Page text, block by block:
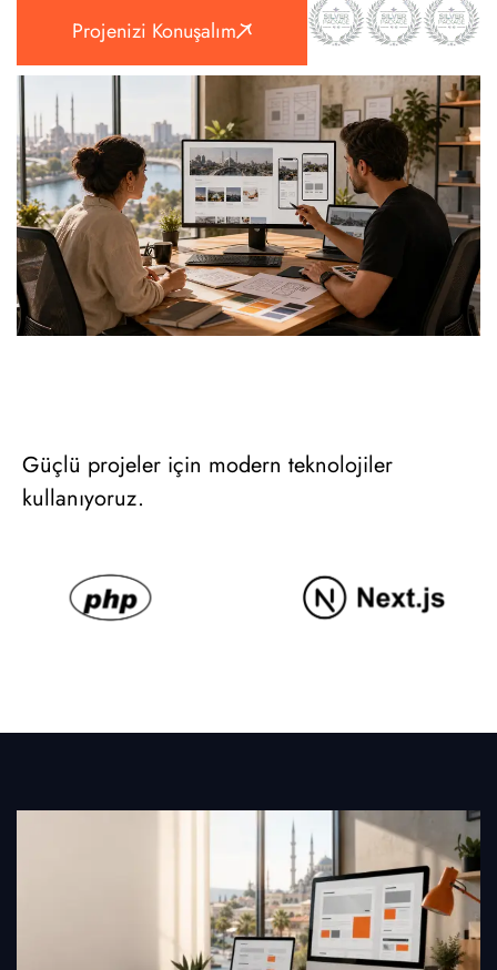
Projenizi Konuşalım
Güçlü projeler için modern teknolojiler
kullanıyoruz.